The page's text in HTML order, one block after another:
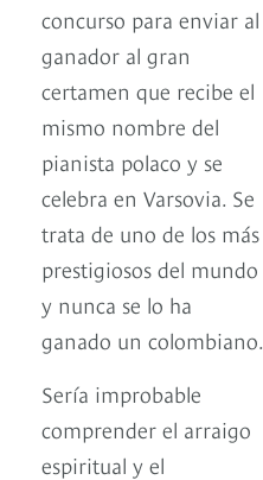
concurso para enviar al
ganador al gran
certamen que recibe el
mismo nombre del
pianista polaco y se
celebra en Varsovia. Se
trata de uno de los más
prestigiosos del mundo
y nunca se lo ha
ganado un colombiano.
Sería improbable
comprender el arraigo
espiritual y el